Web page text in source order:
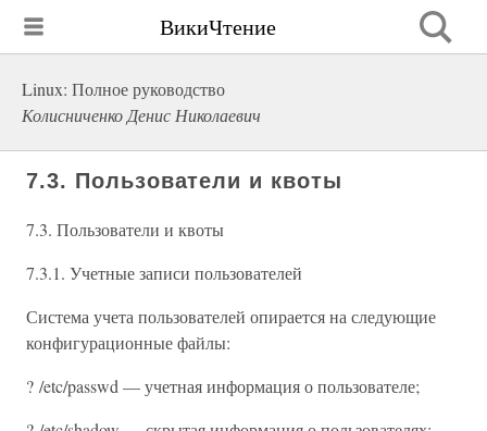
ВикиЧтение
Linux: Полное руководство
Колисниченко Денис Николаевич
7.3. Пользователи и квоты
7.3. Пользователи и квоты
7.3.1. Учетные записи пользователей
Система учета пользователей опирается на следующие
конфигурационные файлы:
? /etc/passwd — учетная информация о пользователе;